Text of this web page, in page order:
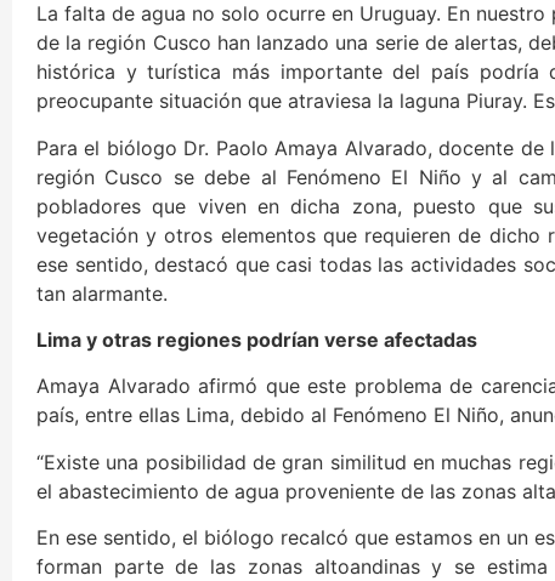
La falta de agua no solo ocurre en Uruguay. En
de la región Cusco han lanzado una serie de alertas,
histórica y turística más importante del país podría
preocupante situación que atraviesa la laguna Piuray.
Para el biólogo Dr. Paolo Amaya Alvarado, docente
región Cusco se debe al Fenómeno El Niño y al
pobladores que viven en dicha zona, puesto que
vegetación y otros elementos que requieren de dicho
ese sentido, destacó que casi todas las actividades
tan alarmante.
Lima y otras regiones podrían verse afectadas
Amaya Alvarado afirmó que este problema de
país, entre ellas Lima, debido al Fenómeno El Niño,
“Existe una posibilidad de gran similitud en muchas
el abastecimiento de agua proveniente de las zonas
En ese sentido, el biólogo recalcó que estamos en un
forman parte de las zonas altoandinas y se